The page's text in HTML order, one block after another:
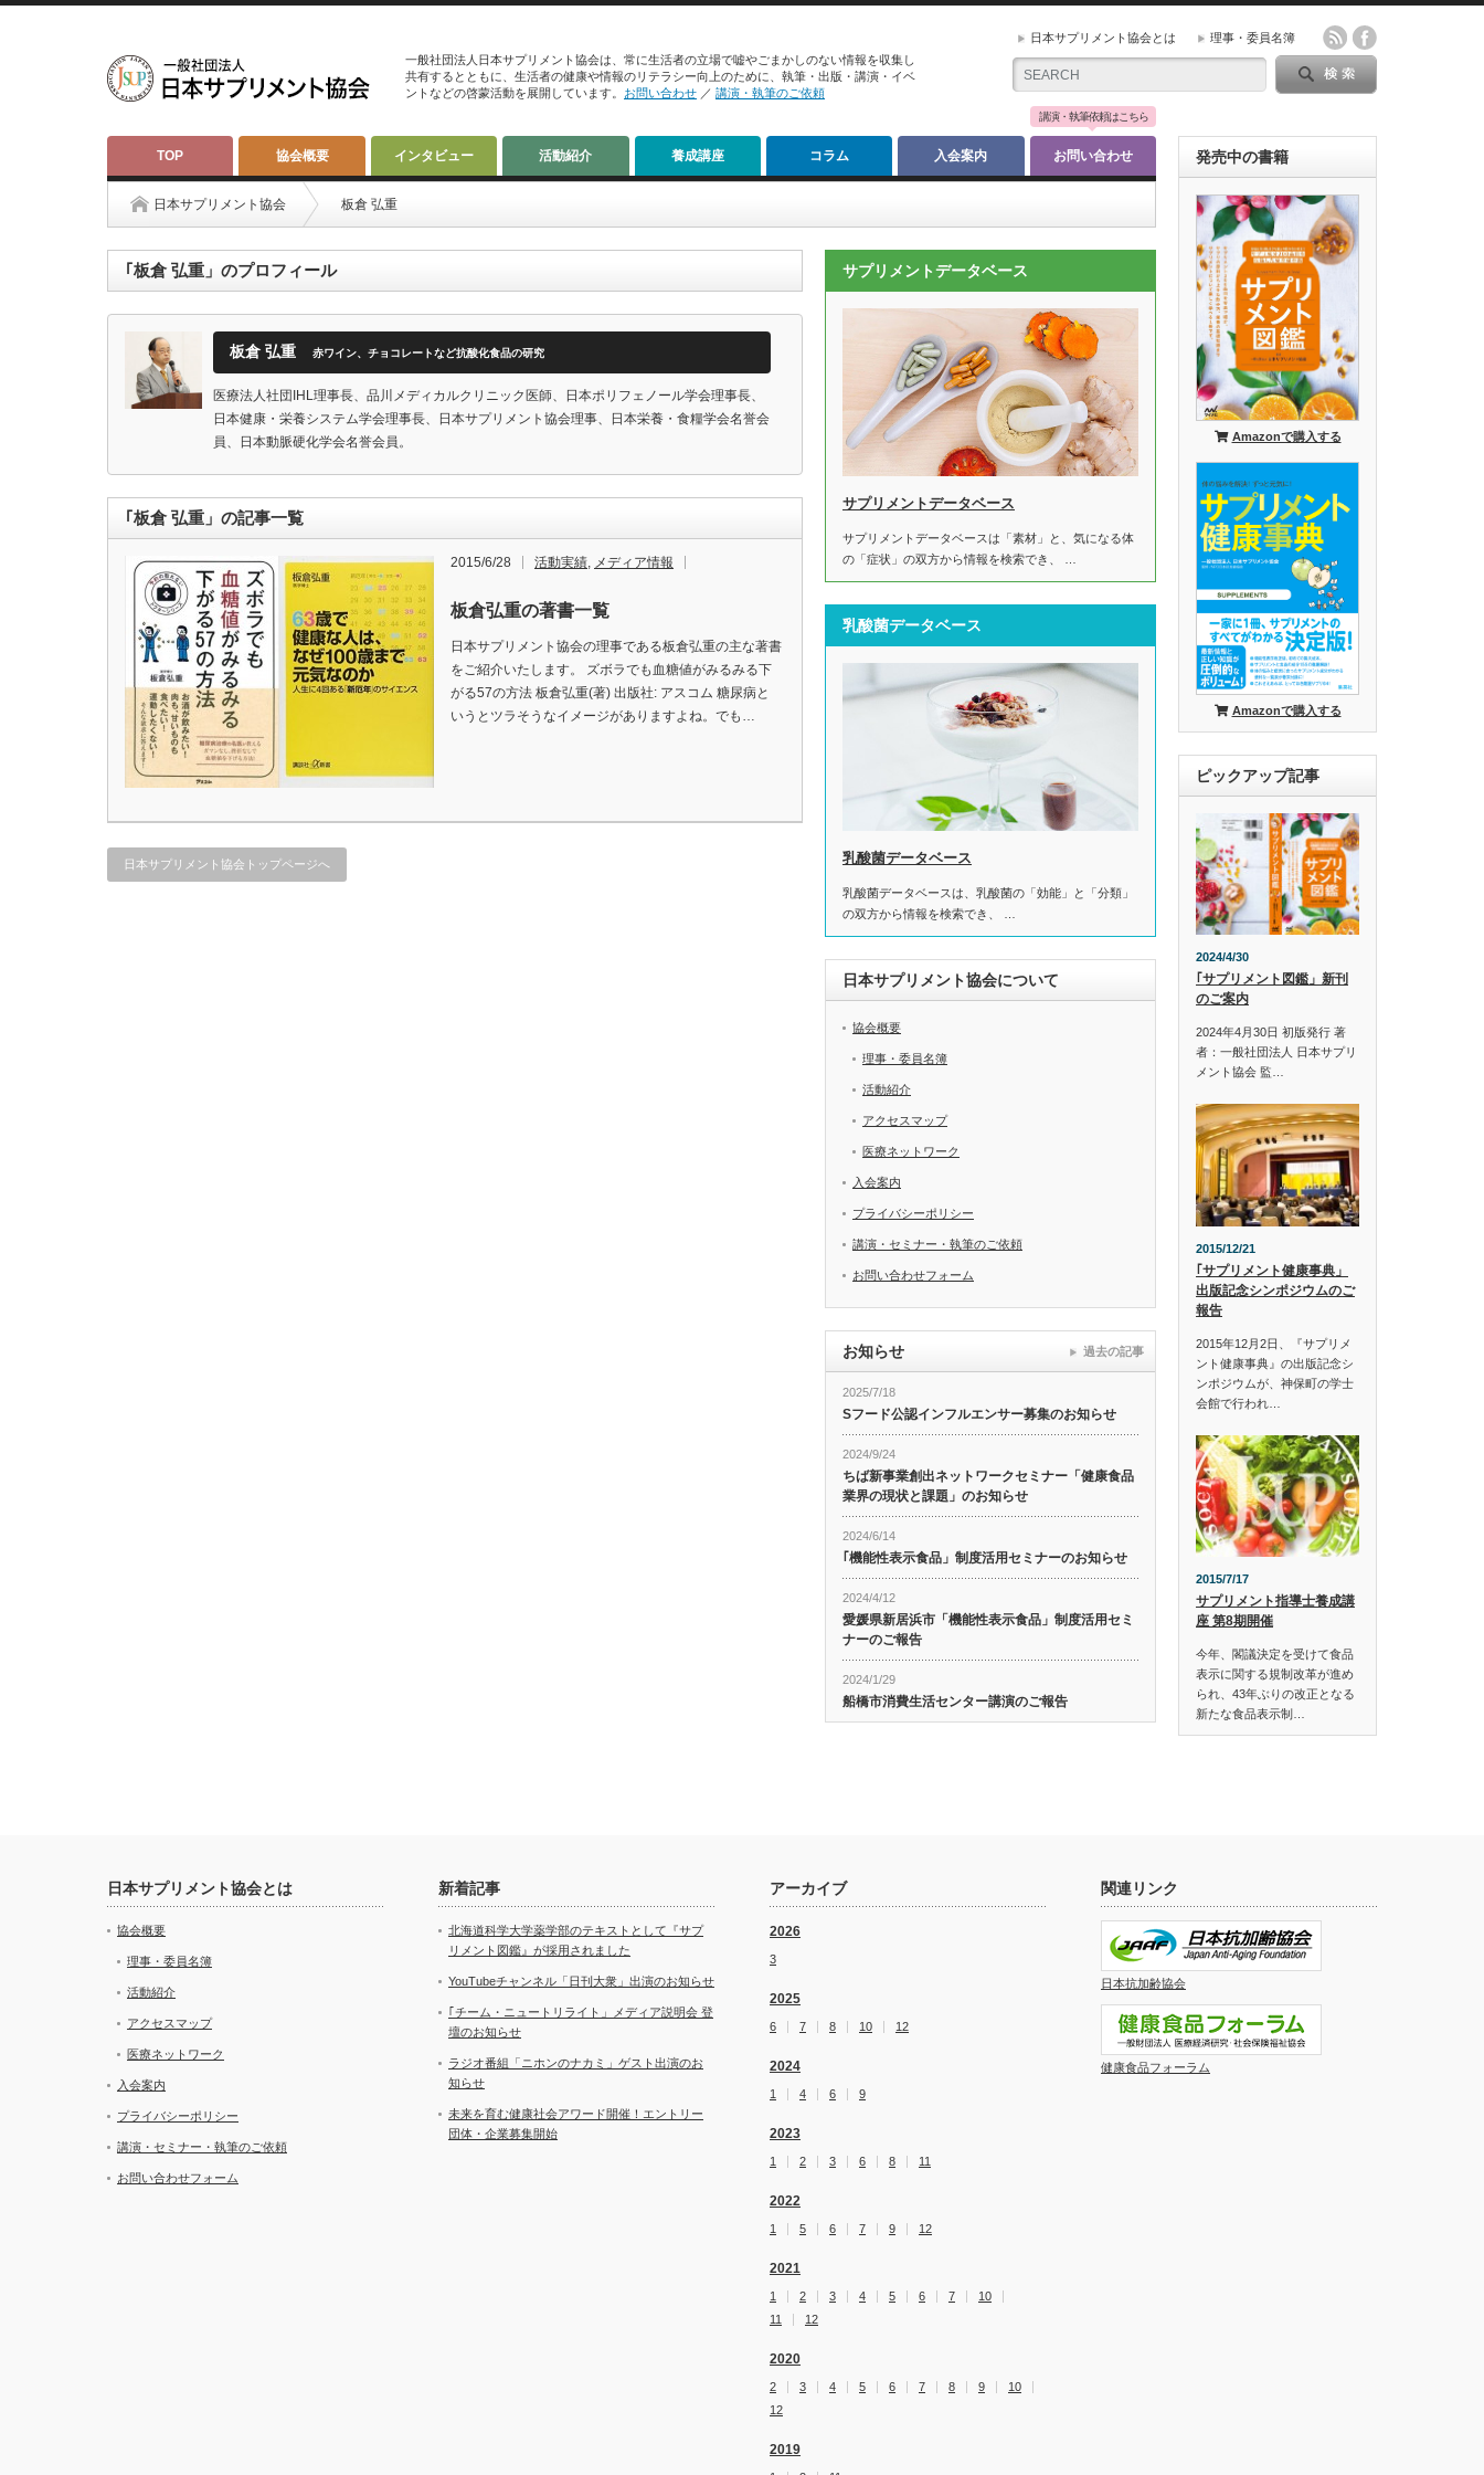
日本サプリメント協会とは
理事・委員名簿
一般社団法人日本サプリメント協会は、常に生活者の立場で嘘やごまかしのない情報を収集し
共有するとともに、生活者の健康や情報のリテラシー向上のために、執筆・出版・講演・イベ
ントなどの啓蒙活動を展開しています。 お問い合わせ ／ 講演・執筆のご依頼
講演・執筆依頼はこちら
TOP 協会概要 インタビュー 活動紹介 養成講座 コラム 入会案内 お問い合わせ
日本サプリメント協会 板倉 弘重
｢板倉 弘重」のプロフィール
板倉 弘重 赤ワイン、チョコレートなど抗酸化食品の研究
医療法人社団IHL理事長、品川メディカルクリニック医師、日本ポリフェノール学会理事長、
日本健康・栄養システム学会理事長、日本サプリメント協会理事、日本栄養・食糧学会名誉会
員、日本動脈硬化学会名誉会員。
｢板倉 弘重」の記事一覧
2015/6/28 活動実績, メディア情報
板倉弘重の著書一覧
日本サプリメント協会の理事である板倉弘重の主な著書
をご紹介いたします。 ズボラでも血糖値がみるみる下
がる57の方法 板倉弘重(著) 出版社: アスコム 糖尿病と
いうとツラそうなイメージがありますよね。でも…
日本サプリメント協会トップページへ
サプリメントデータベース
サプリメントデータベース
サプリメントデータベースは「素材」と、気になる体
の「症状」の双方から情報を検索でき、 …
乳酸菌データベース
乳酸菌データベース
乳酸菌データベースは、乳酸菌の「効能」と「分類」
の双方から情報を検索でき、 …
日本サプリメント協会について
協会概要
理事・委員名簿
活動紹介
アクセスマップ
医療ネットワーク
入会案内
プライバシーポリシー
講演・セミナー・執筆のご依頼
お問い合わせフォーム
お知らせ
2025/7/18
Sフード公認インフルエンサー募集のお知らせ
2024/9/24
ちば新事業創出ネットワークセミナー「健康食品
業界の現状と課題」のお知らせ
2024/6/14
｢機能性表示食品」制度活用セミナーのお知らせ
2024/4/12
愛媛県新居浜市「機能性表示食品」制度活用セミ
ナーのご報告
2024/1/29
船橋市消費生活センター講演のご報告
過去の記事
発売中の書籍
Amazonで購入する
Amazonで購入する
ピックアップ記事
2024/4/30
｢サプリメント図鑑」新刊
のご案内
2024年4月30日 初版発行 著
者：一般社団法人 日本サプリ
メント協会 監…
2015/12/21
｢サプリメント健康事典」
出版記念シンポジウムのご
報告
2015年12月2日、『サプリメ
ント健康事典』の出版記念シ
ンポジウムが、神保町の学士
会館で行われ…
2015/7/17
サプリメント指導士養成講
座 第8期開催
今年、閣議決定を受けて食品
表示に関する規制改革が進め
られ、43年ぶりの改正となる
新たな食品表示制…
日本サプリメント協会とは
協会概要
理事・委員名簿
活動紹介
アクセスマップ
医療ネットワーク
入会案内
プライバシーポリシー
講演・セミナー・執筆のご依頼
お問い合わせフォーム
新着記事
北海道科学大学薬学部のテキストとして『サプ
リメント図鑑』が採用されました
YouTubeチャンネル「日刊大衆」出演のお知らせ
｢チーム・ニュートリライト」メディア説明会 登
壇のお知らせ
ラジオ番組「ニホンのナカミ」ゲスト出演のお
知らせ
未来を育む健康社会アワード開催！エントリー
団体・企業募集開始
アーカイブ
2026
3
2025
6 7 8 10 12
2024
1 4 6 9
2023
1 2 3 6 8 11
2022
1 5 6 7 9 12
2021
1 2 3 4 5 6 7
10
11
12
2020
2 3 4 5 6 7 8 9
10
12
2019
関連リンク
日本抗加齢協会
健康食品フォーラム